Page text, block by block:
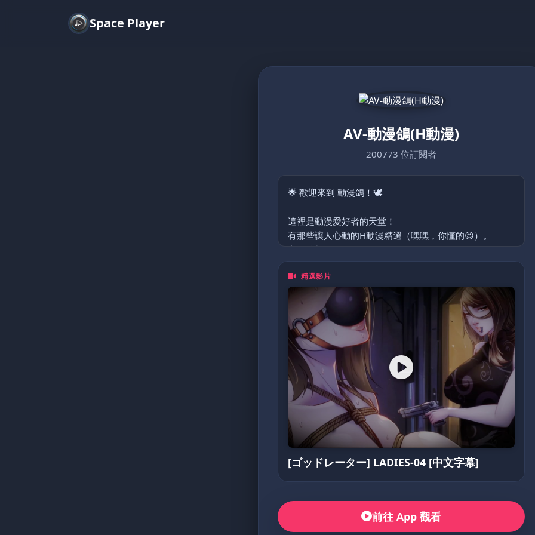
Space Player
AV-動漫鴿(H動漫)
200773 位訂閱者
🌟 歡迎來到 動漫鴿！🕊️
這裡是動漫愛好者的天堂！
有那些讓人心動的H動漫精選（嘿嘿，你懂的😉）。
主要分類:
裏番、泡麵番、同人作品、Cosplay
無論你是資深二次元住民，
還是剛入坑的新手，動漫鴿都歡迎你一起來嗨！💥
(不定期更換密碼)
5205566
精選影片
[ゴッドレーター] LADIES-04 [中文字幕]
前往 App 觀看